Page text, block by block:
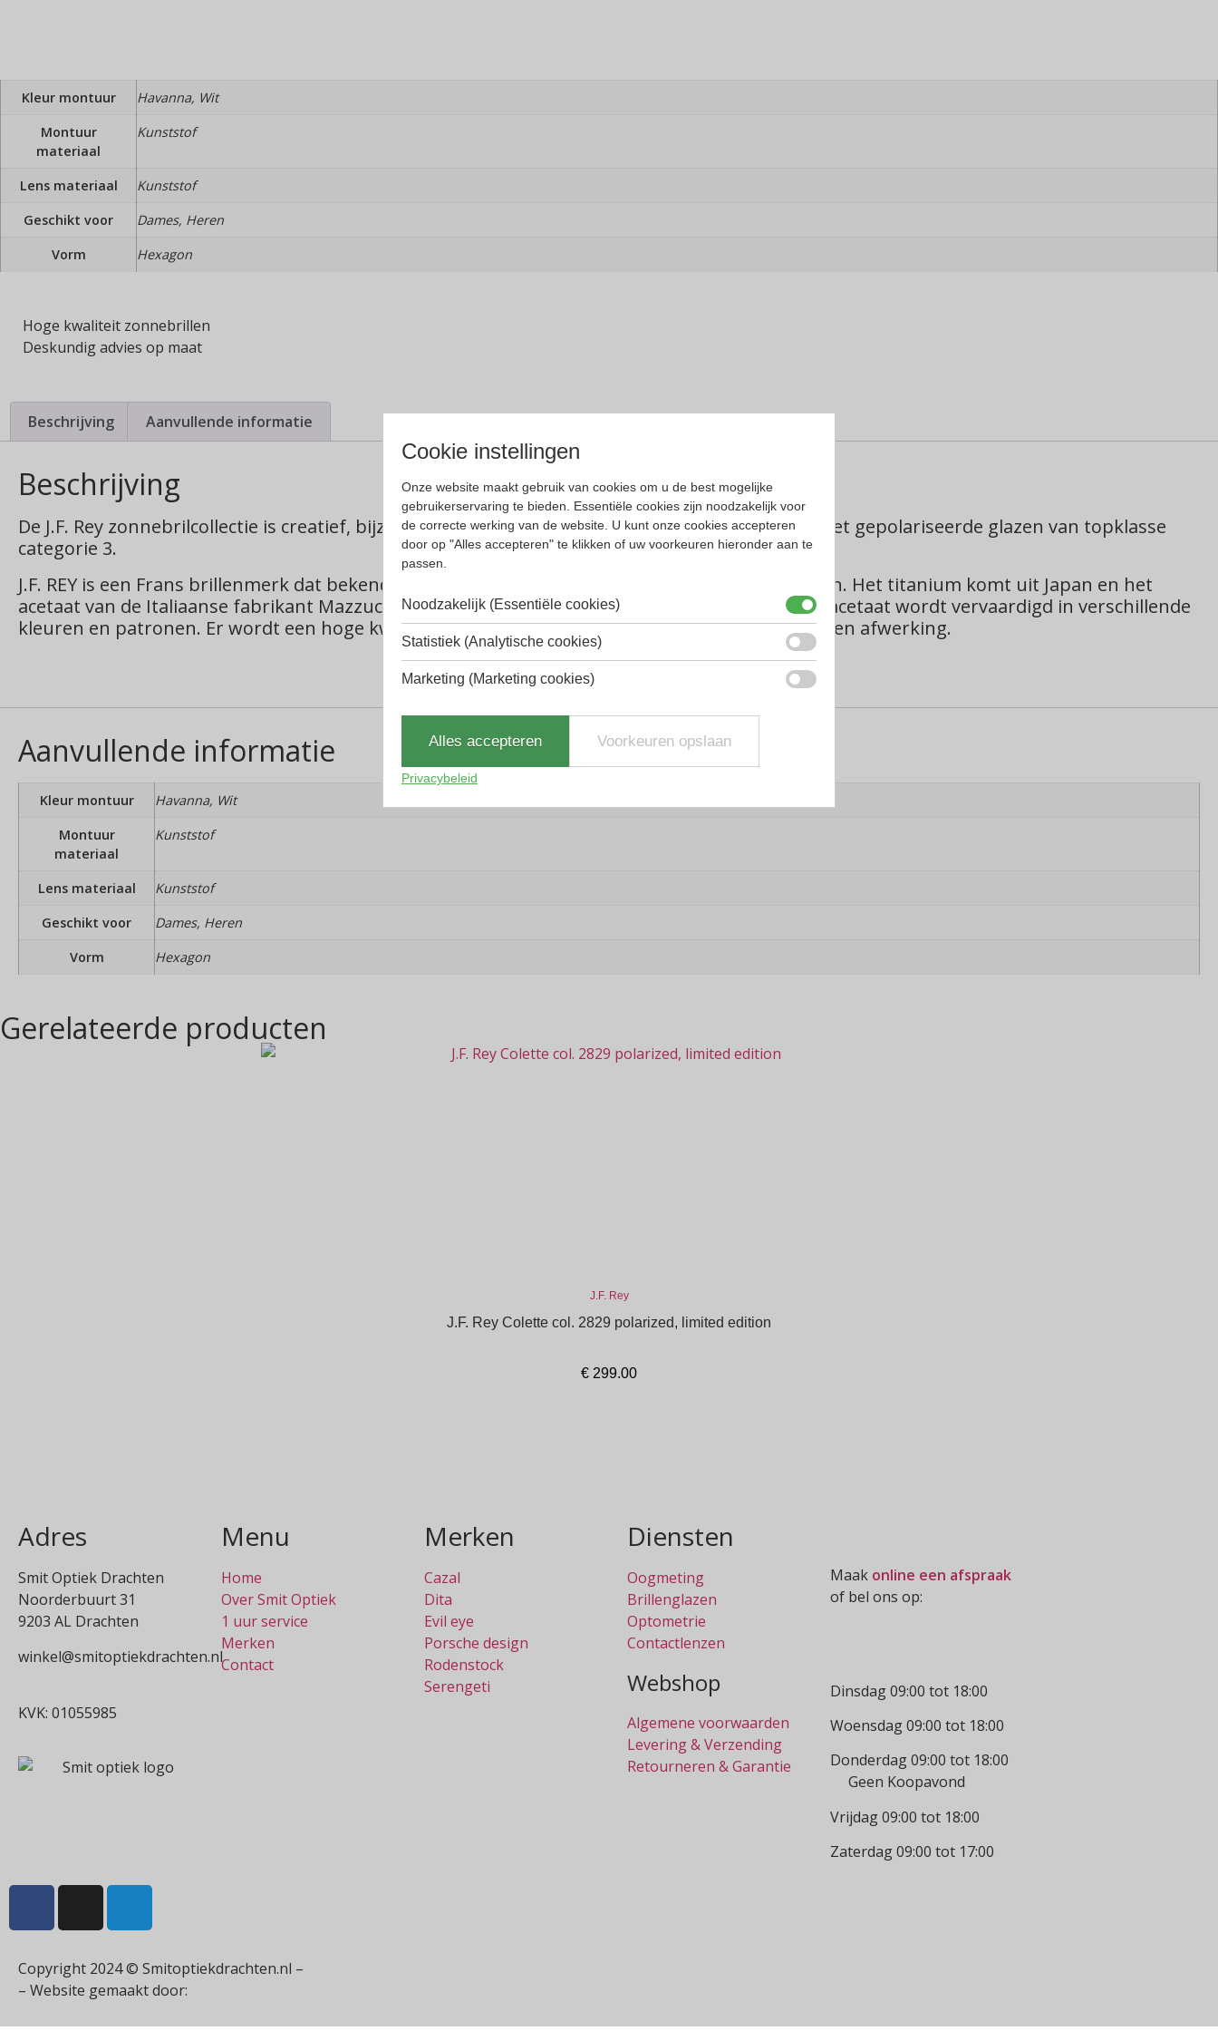
Kleur montuur
Havanna, Wit
Montuur
materiaal
Kunststof
Lens materiaal
Kunststof
Geschikt voor
Dames, Heren
Vorm
Hexagon
Hoge kwaliteit zonnebrillen
Deskundig advies op maat
Beschrijving Aanvullende informatie
Beschrijving
De J.F. Rey zonnebrilcollectie is creatief, bijzonder, kleurrijk. Dezonnebrillen worden geleverd met gepolariseerde glazen van topklasse
categorie 3.
J.F. REY is een Frans brillenmerk dat bekend staat om zijn moderne en vernieuwende ontwerpen. Het titanium komt uit Japan en het
acetaat van de Italiaanse fabrikant Mazzuchelli, het toonaangevende bedrijf op dit gebied. Het acetaat wordt vervaardigd in verschillende
kleuren en patronen. Er wordt een hoge kwaliteit gegarandeerd, door de zorgvuldige inspectie en afwerking.
Aanvullende informatie
Kleur montuur
Havanna, Wit
Montuur
materiaal
Kunststof
Lens materiaal
Kunststof
Geschikt voor
Dames, Heren
Vorm
Hexagon
Gerelateerde producten
J.F. Rey
J.F. Rey Colette col. 2829 polarized, limited edition
€ 299.00
Adres
Smit Optiek Drachten
Noorderbuurt 31
9203 AL Drachten
winkel@smitoptiekdrachten.nl
KVK: 01055985
Menu
Home
Over Smit Optiek
1 uur service
Merken
Contact
Merken
Cazal
Dita
Evil eye
Porsche design
Rodenstock
Serengeti
Diensten
Oogmeting
Brillenglazen
Optometrie
Contactlenzen
Webshop
Algemene voorwaarden
Levering & Verzending
Retourneren & Garantie
Maak online een afspraak
of bel ons op:
Dinsdag 09:00 tot 18:00
Woensdag 09:00 tot 18:00
Donderdag 09:00 tot 18:00
Geen Koopavond
Vrijdag 09:00 tot 18:00
Zaterdag 09:00 tot 17:00
Copyright 2024 © Smitoptiekdrachten.nl –
– Website gemaakt door:
Cookie instellingen
Onze website maakt gebruik van cookies om u de best mogelijke
gebruikerservaring te bieden. Essentiële cookies zijn noodzakelijk voor
de correcte werking van de website. U kunt onze cookies accepteren
door op "Alles accepteren" te klikken of uw voorkeuren hieronder aan te
passen.
Noodzakelijk (Essentiële cookies)
Statistiek (Analytische cookies)
Marketing (Marketing cookies)
Alles accepteren Voorkeuren opslaan
Privacybeleid